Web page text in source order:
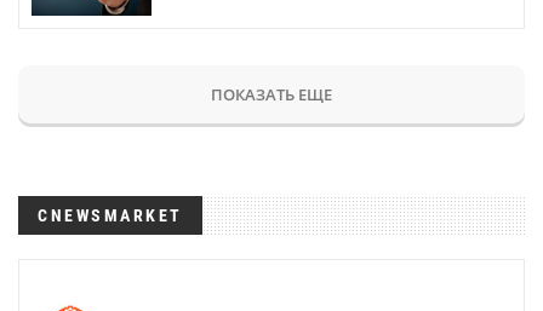
ПОКАЗАТЬ ЕЩЕ
CNEWSMARKET